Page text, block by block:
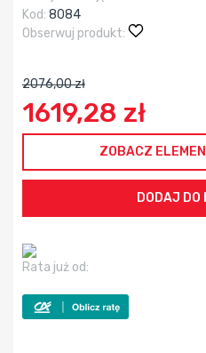
Kod: 8084
Obserwuj produkt:
2076,00 zł
1619,28 zł
ZOBACZ
Rata już od: